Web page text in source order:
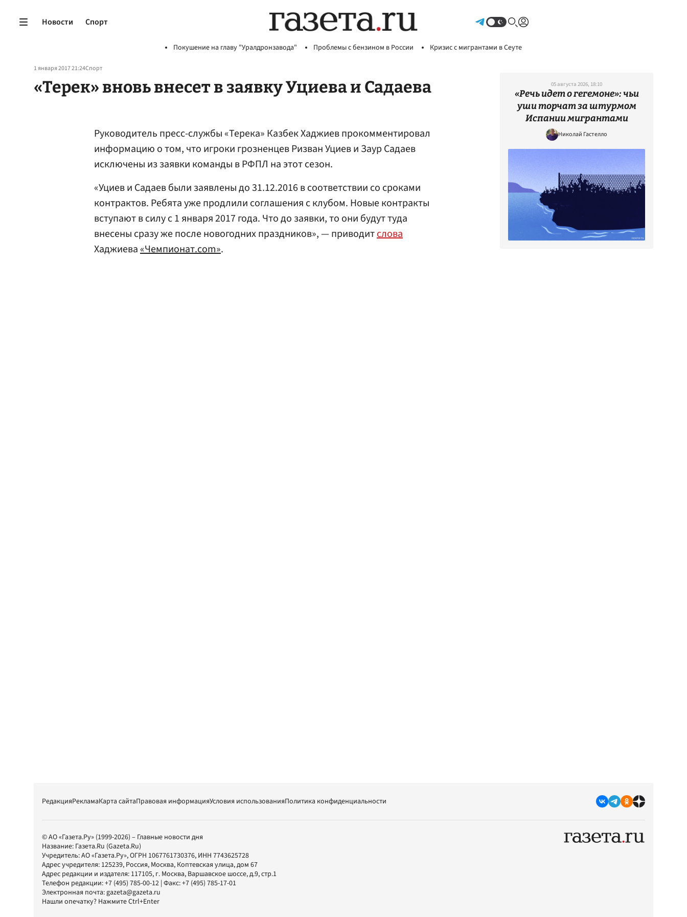
Новости Спорт
Покушение на главу "Уралдронзавода" Проблемы с бензином в России Кризис с мигрантами в Сеуте
1 января 2017 21:24Спорт
«Терек» вновь внесет в заявку Уциева и Садаева
Руководитель пресс-службы «Терека» Казбек Хаджиев прокомментировал
информацию о том, что игроки грозненцев Ризван Уциев и Заур Садаев
исключены из заявки команды в РФПЛ на этот сезон.
«Уциев и Садаев были заявлены до 31.12.2016 в соответствии со сроками
контрактов. Ребята уже продлили соглашения с клубом. Новые контракты
вступают в силу с 1 января 2017 года. Что до заявки, то они будут туда
внесены сразу же после новогодних праздников», — приводитслова
Хаджиева«Чемпионат.com».
05 августа 2026, 18:10
«Речь идет о гегемоне»: чьи
уши торчат за штурмом
Испании мигрантами
Николай Гастелло
РедакцияРекламаКарта сайтаПравовая информацияУсловия использованияПолитика конфиденциальности
© АО «Газета.Ру» (1999-2026) – Главные новости дня
Название: Газета.Ru (Gazeta.Ru)
Учредитель:АО «Газета.Ру», ОГРН 1067761730376, ИНН 7743625728
Адрес учредителя: 125239, Россия, Москва, Коптевская улица, дом 67
Адрес редакции и издателя: 117105, г. Москва, Варшавское шоссе, д.9, стр.1
Телефон редакции:+7 (495) 785-00-12 | Факс:+7 (495) 785-17-01
Электронная почта:gazeta@gazeta.ru
Нашли опечатку? Нажмите Ctrl+Enter